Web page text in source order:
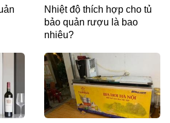
Nhiệt độ thích hợp cho tủ
bảo quản rượu là bao
nhiêu?